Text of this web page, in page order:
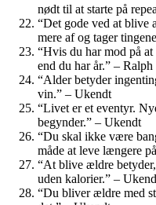
nødt til at starte på
“Det gode ved at blive
mere af og tager
“Hvis du har mod på
end du har år.” –
“Alder betyder
vin.” – Ukendt
“Livet er et eventyr.
begynder.” – Ukendt
“Du skal ikke være
måde at leve længere
“At blive ældre
uden kalorier.” –
“Du bliver ældre med